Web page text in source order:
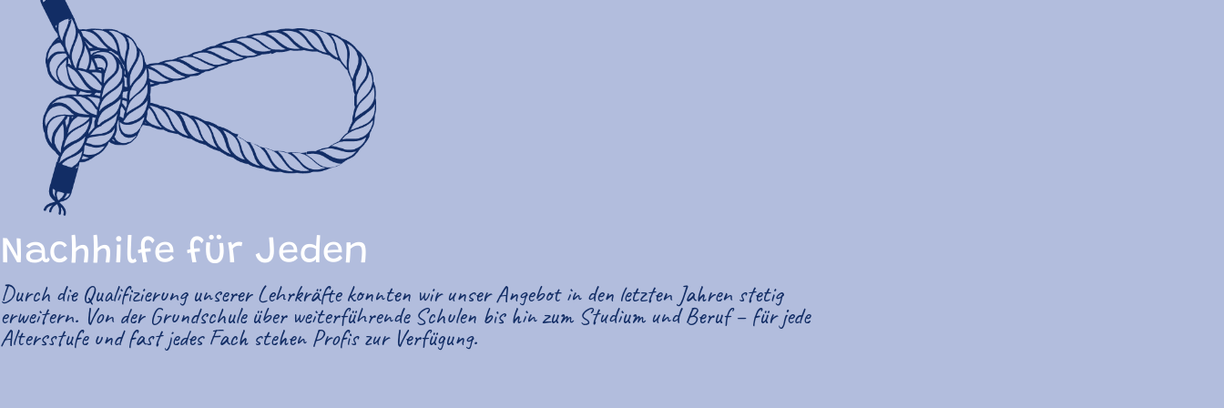
Nachhilfe für Jeden
Durch die Qualifizierung unserer Lehrkräfte konnten wir unser Angebot in den letzten Jahren stetig
erweitern. Von der Grundschule über weiterführende Schulen bis hin zum Studium und Beruf – für jede
Altersstufe und fast jedes Fach stehen Profis zur Verfügung.